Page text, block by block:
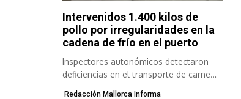
Intervenidos 1.400 kilos de
pollo por irregularidades en la
cadena de frío en el puerto
Inspectores autonómicos detectaron
deficiencias en el transporte de carne
Redacción Mallorca Informa